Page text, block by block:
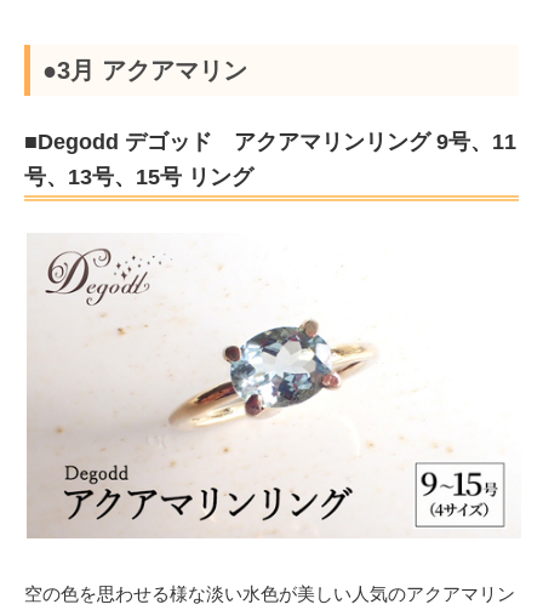
●3月 アクアマリン
■Degodd デゴッド アクアマリンリング 9号、11
号、13号、15号 リング
空の色を思わせる様な淡い水色が美しい人気のアクアマリン